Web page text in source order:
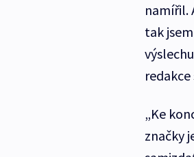
namířil.
tak
„Ke
značky